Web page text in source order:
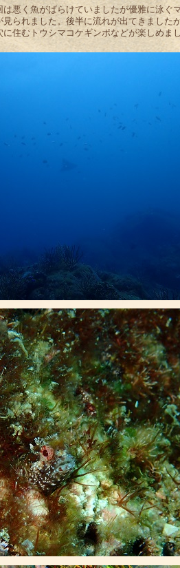
悪く魚がばらけていましたが優雅に泳ぐ
られました。後半に流れが出てきました
住むトウシマコケギンポなどが楽しめまし